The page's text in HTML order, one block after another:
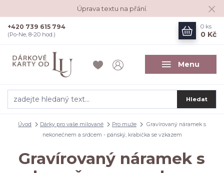
Úprava textu na přání.
Menu
Hledat
+420 739 615 794
(Po-Ne, 8-20 hod.)
0 ks
0 Kč
Úvod Dárky pro vaše milované Pro muže
Gravírovaný náramek s
nekonečnem a srdcem - pánský, krabička se vzkazem
Gravírovaný náramek s